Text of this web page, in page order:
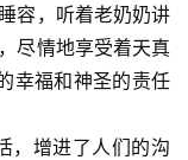
容，听着老奶奶讲
尽情地享受着天真
幸福和神圣的责任
增进了人们的沟